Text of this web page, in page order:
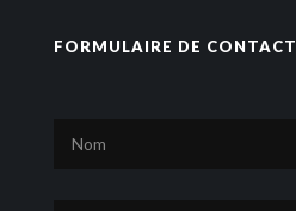
FORMULAIRE DE CONTACT